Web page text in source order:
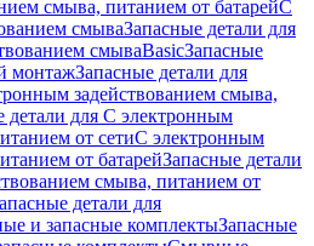
смыва, питанием от батарейС
смываЗапасные детали для
смываBasicЗапасные
монтажЗапасные детали для
задействованием смыва,
детали для С электронным
от сетиС электронным
от батарейЗапасные детали
смыва, питанием от
детали для
и запасные комплектыЗапасные